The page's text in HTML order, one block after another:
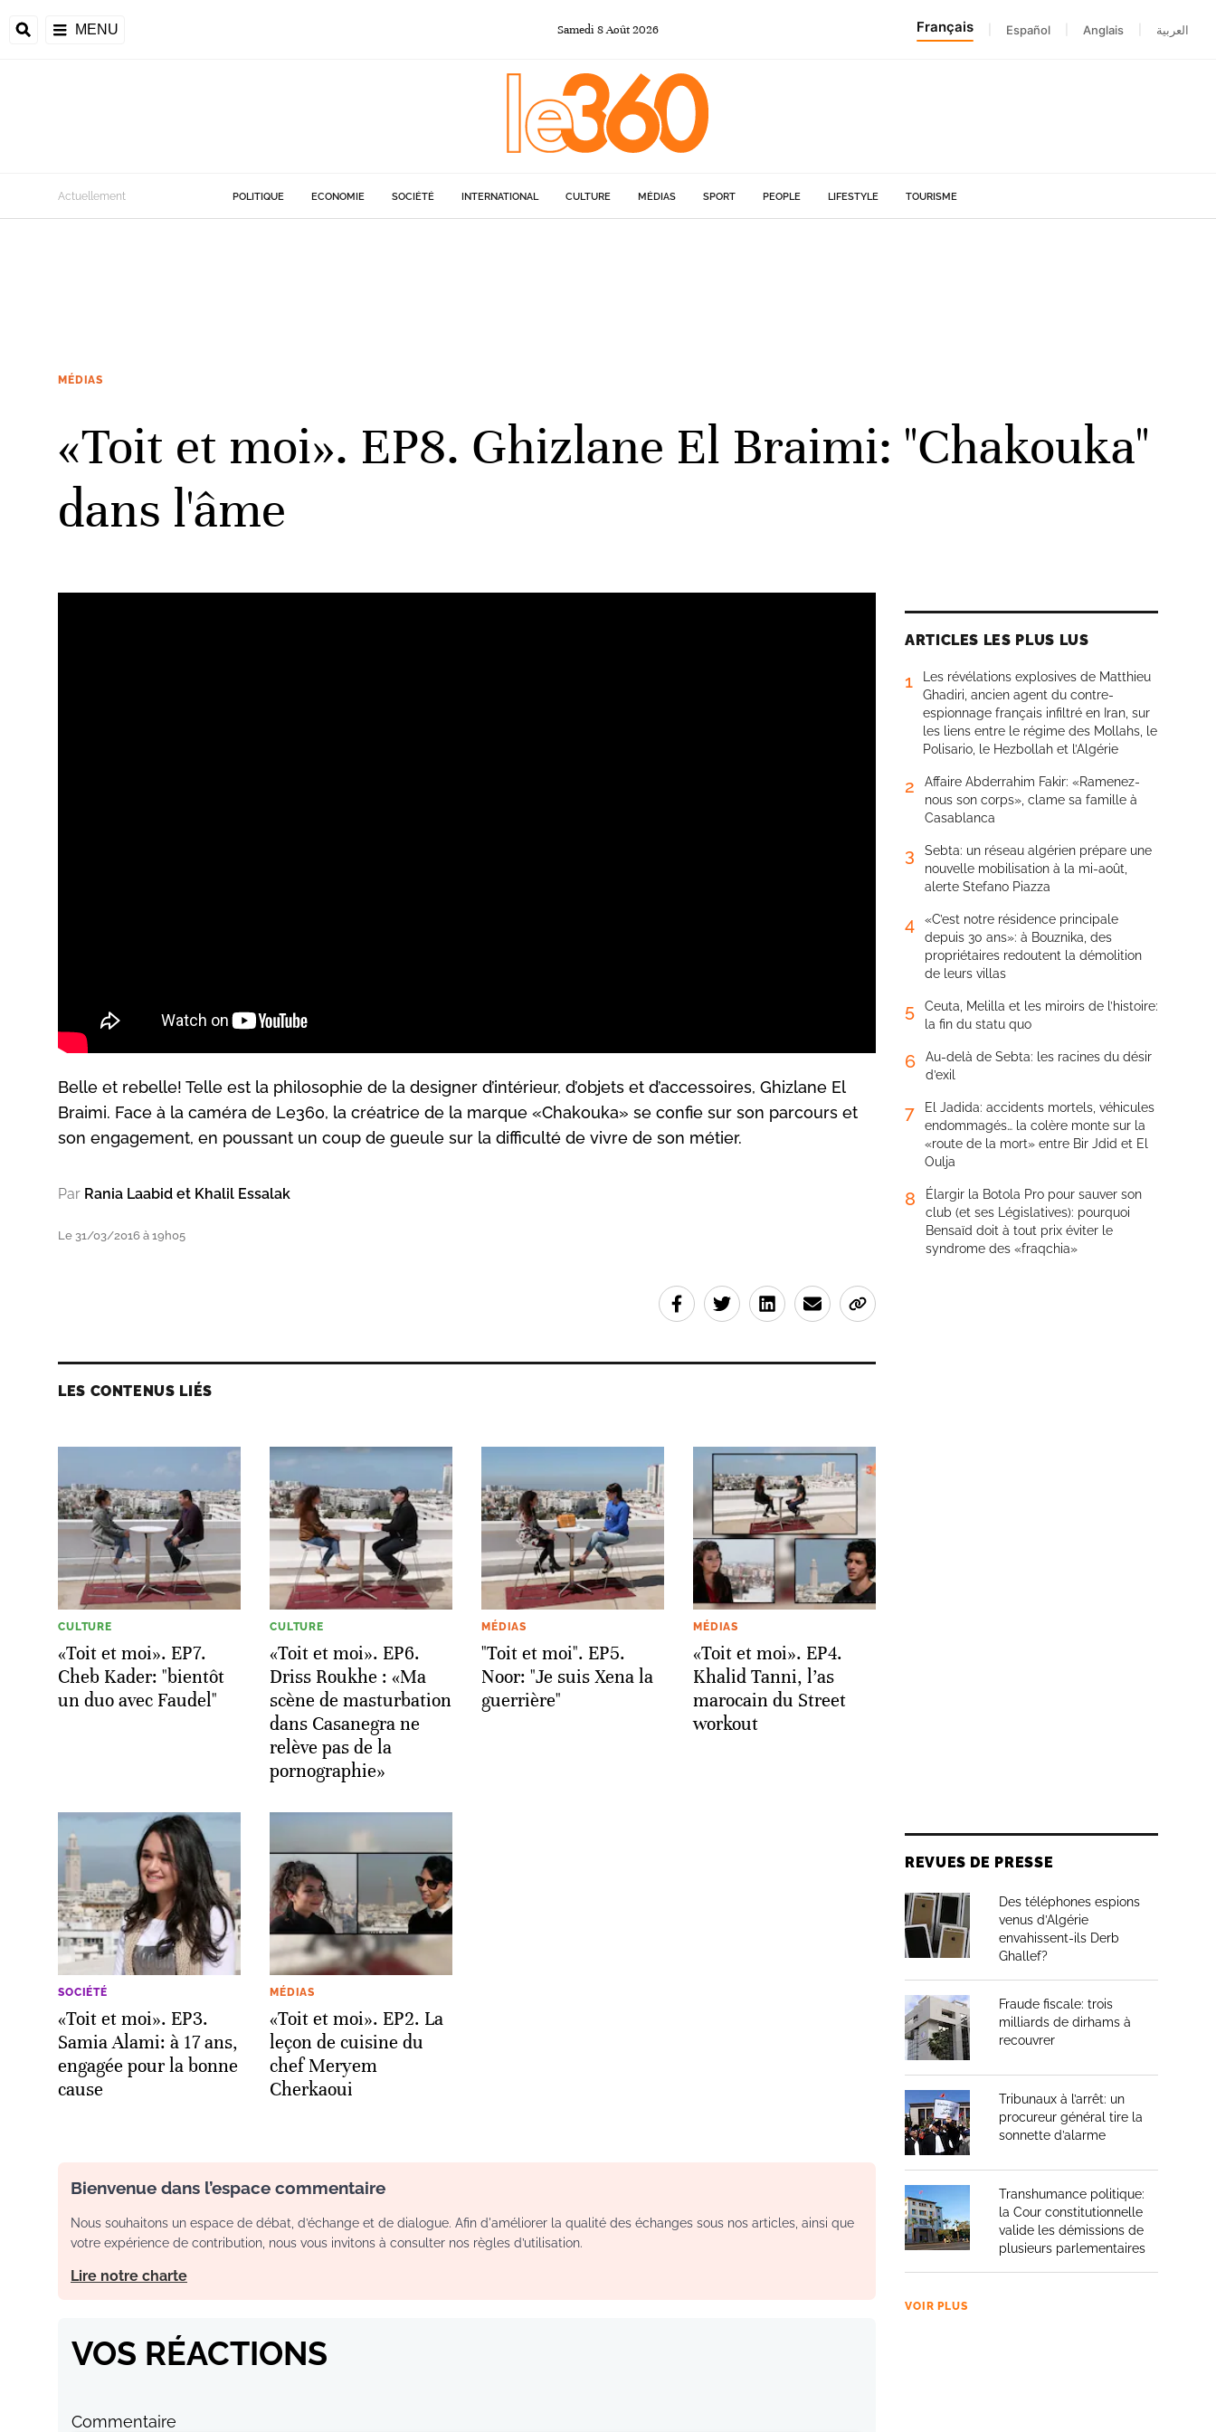
MENU Samedi 8Août2026 Français Español Anglais العربية
Actuellement POLITIQUE ECONOMIE SOCIÉTÉ INTERNATIONAL CULTURE MÉDIAS SPORT PEOPLE LIFESTYLE TOURISME
MÉDIAS
«Toit et moi». EP8. Ghizlane El Braimi: "Chakouka"
dans l'âme
Belle et rebelle! Telle est la philosophie de la designer d’intérieur, d’objets et d’accessoires, Ghizlane El
Braimi. Face à la caméra de Le360, la créatrice de la marque «Chakouka» se confie sur son parcours et
son engagement, en poussant un coup de gueule sur la difficulté de vivre de son métier.
Par Rania Laabid et Khalil Essalak
Le 31/03/2016 à 19h05
LES CONTENUS LIÉS
CULTURE
«Toit et moi». EP7.
Cheb Kader: "bientôt
un duo avec Faudel"
CULTURE
«Toit et moi». EP6.
Driss Roukhe : «Ma
scène de masturbation
dans Casanegra ne
relève pas de la
pornographie»
MÉDIAS
"Toit et moi". EP5.
Noor: "Je suis Xena la
guerrière"
MÉDIAS
«Toit et moi». EP4.
Khalid Tanni, l’as
marocain du Street
workout
SOCIÉTÉ
«Toit et moi». EP3.
Samia Alami: à 17 ans,
engagée pour la bonne
cause
MÉDIAS
«Toit et moi». EP2. La
leçon de cuisine du
chef Meryem
Cherkaoui
Bienvenue dans l’espace commentaire
Nous souhaitons un espace de débat, d’échange et de dialogue. Afin d'améliorer la qualité des échanges sous nos articles, ainsi que
votre expérience de contribution, nous vous invitons à consulter nos règles d’utilisation.
Lire notre charte
VOS RÉACTIONS
Commentaire
ARTICLES LES PLUS LUS
1
Les révélations explosives de Matthieu
Ghadiri, ancien agent du contre-
espionnage français infiltré en Iran, sur
les liens entre le régime des Mollahs, le
Polisario, le Hezbollah et l’Algérie
2
Affaire Abderrahim Fakir: «Ramenez-
nous son corps», clame sa famille à
Casablanca
3
Sebta: un réseau algérien prépare une
nouvelle mobilisation à la mi-août,
alerte Stefano Piazza
4
«C’est notre résidence principale
depuis 30 ans»: à Bouznika, des
propriétaires redoutent la démolition
de leurs villas
5
Ceuta, Melilla et les miroirs de l’histoire:
la fin du statu quo
6
Au-delà de Sebta: les racines du désir
d’exil
7
El Jadida: accidents mortels, véhicules
endommagés… la colère monte sur la
«route de la mort» entre Bir Jdid et El
Oulja
8
Élargir la Botola Pro pour sauver son
club (et ses Législatives): pourquoi
Bensaïd doit à tout prix éviter le
syndrome des «fraqchia»
REVUES DE PRESSE
Des téléphones espions
venus d’Algérie
envahissent-ils Derb
Ghallef?
Fraude fiscale: trois
milliards de dirhams à
recouvrer
Tribunaux à l’arrêt: un
procureur général tire la
sonnette d’alarme
Transhumance politique:
la Cour constitutionnelle
valide les démissions de
plusieurs parlementaires
VOIR PLUS